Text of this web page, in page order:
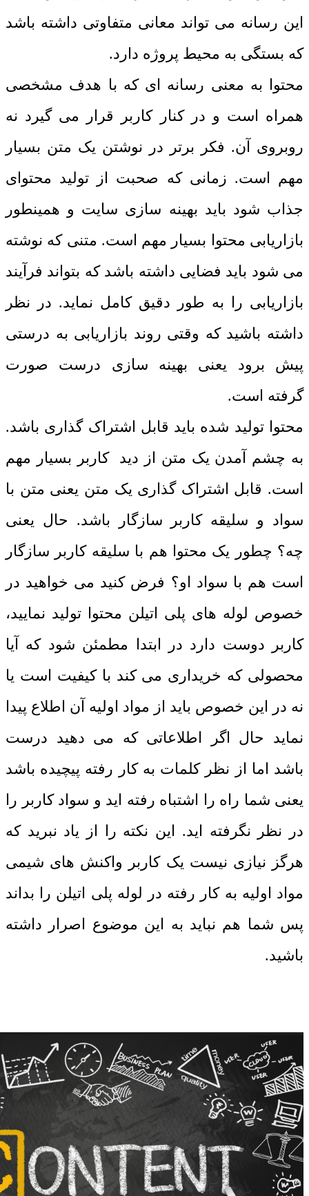
این رسانه می تواند معانی متفاوتی داشته باشد
که بستگی به محیط پروژه دارد.
محتوا به معنی رسانه ای که با هدف مشخصی
همراه است و در کنار کاربر قرار می گیرد نه
روبروی آن. فکر برتر در نوشتن یک متن بسیار
مهم است. زمانی که صحبت از تولید محتوای
جذاب شود باید بهینه سازی سایت و همینطور
بازاریابی محتوا بسیار مهم است. متنی که نوشته
می شود باید فضایی داشته باشد که بتواند فرآیند
بازاریابی را به طور دقیق کامل نماید. در نظر
داشته باشید که وقتی روند بازاریابی به درستی
پیش برود یعنی بهینه سازی درست صورت
گرفته است.
محتوا تولید شده باید قابل اشتراک گذاری باشد.
به چشم آمدن یک متن از دید کاربر بسیار مهم
است. قابل اشتراک گذاری یک متن یعنی متن با
سواد و سلیقه کاربر سازگار باشد. حال یعنی
چه؟ چطور یک محتوا هم با سلیقه کاربر سازگار
است هم با سواد او؟ فرض کنید می خواهید در
خصوص لوله های پلی اتیلن محتوا تولید نمایید،
کاربر دوست دارد در ابتدا مطمئن شود که آیا
محصولی که خریداری می کند با کیفیت است یا
نه در این خصوص باید از مواد اولیه آن اطلاع پیدا
نماید حال اگر اطلاعاتی که می دهید درست
باشد اما از نظر کلمات به کار رفته پیچیده باشد
یعنی شما راه را اشتباه رفته اید و سواد کاربر را
در نظر نگرفته اید. این نکته را از یاد نبرید که
هرگز نیازی نیست یک کاربر واکنش های شیمی
مواد اولیه به کار رفته در لوله پلی اتیلن را بداند
پس شما هم نباید به این موضوع اصرار داشته
باشید.